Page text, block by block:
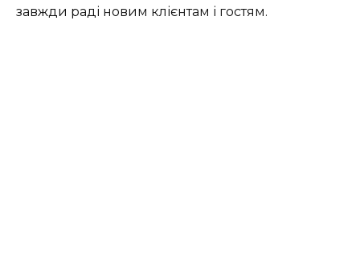
завжди раді новим клієнтам і гостям.